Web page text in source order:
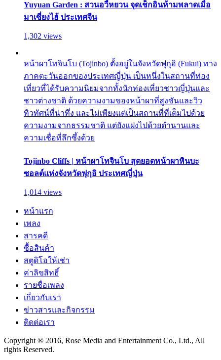
Yuyuan Garden : สวนอวี้หยวน จุดเช็กอินห้ามพลาดเมื่อ
มาเซี่ยงไฮ้ ประเทศจีน
1,302 views
หน้าผาโทจินโบ (Tojinbo) ตั้งอยู่ในจังหวัดฟุกุอิ (Fukui) ทาง
ภาคตะวันออกของประเทศญี่ปุ่น เป็นหนึ่งในสถานที่ท่อง
เที่ยวที่ได้รับความนิยมจากทั้งนักท่องเที่ยวชาวญี่ปุ่นและ
ชาวต่างชาติ ด้วยความงามของหน้าผาที่สูงชันและวิว
ทิวทัศน์ที่น่าทึ่ง และไม่เพียงแต่เป็นสถานที่ที่เต็มไปด้วย
ความงามจากธรรมชาติ แต่ยังแฝงไปด้วยตำนานและ
ความเชื่อที่ลึกซึ้งด้วย
Tojinbo Cliffs | หน้าผาโทจินโบ สุดยอดหน้าผาหินบะ
ซอลต์แห่งจังหวัดฟุกุอิ ประเทศญี่ปุ่น
1,014 views
หน้าแรก
เพลง
สารคดี
ซื้อสินค้า
สตูดิโอให้เช่า
ค่าลิขสิทธิ์
รายชื่อเพลง
เกี่ยวกับเรา
ข่าวสารและกิจกรรม
ติดต่อเรา
Copyright ® 2016, Rose Media and Entertainment Co., Ltd., All
rights Reserved.